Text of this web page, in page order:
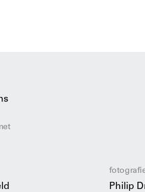
van start. Door soms
de transformatie van dit
steden. Aan de hand
wordt geadresseerd in
Philip